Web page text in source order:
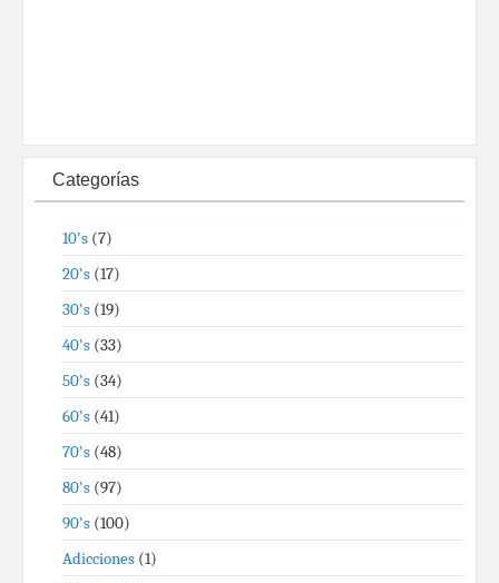
Categorías
10's (7)
20's (17)
30's (19)
40's (33)
50's (34)
60's (41)
70's (48)
80's (97)
90's (100)
Adicciones (1)